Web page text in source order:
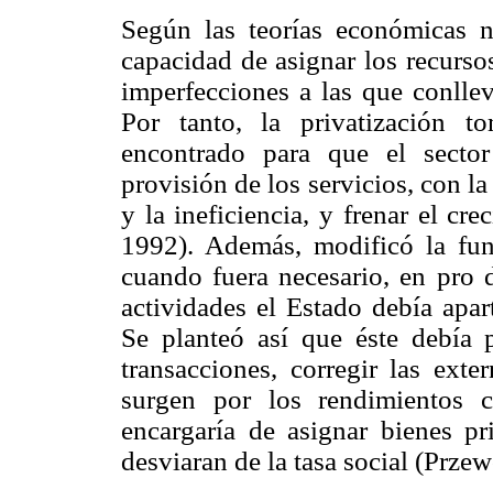
Según las teorías económicas
capacidad de asignar los
imperfecciones a las que
Por tanto, la privatización
encontrado para que el
provisión de los servicios, con
y la ineficiencia, y frenar el
1992). Además, modificó la
cuando fuera necesario, en
actividades el Estado debía
Se planteó así que éste debía
transacciones, corregir las
surgen por los rendimientos
encargaría de asignar bienes
desviaran de la tasa social